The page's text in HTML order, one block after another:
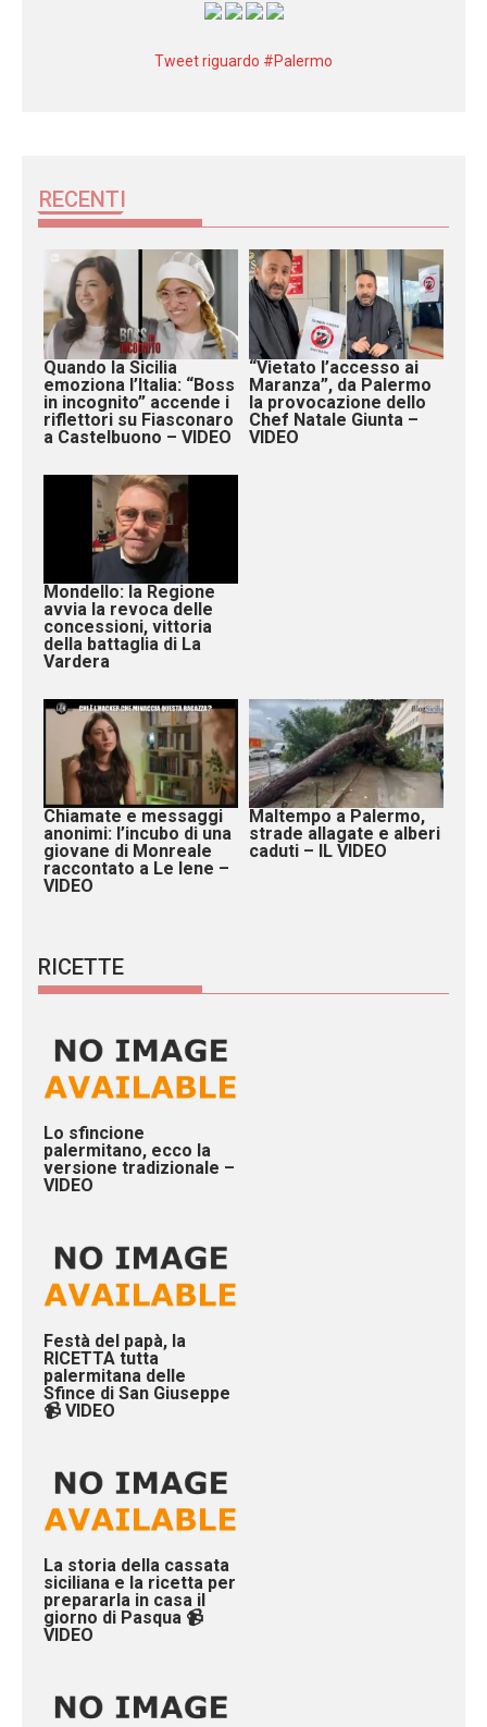
Tweet riguardo #Palermo
RECENTI
Quando la Sicilia
emoziona l’Italia: “Boss
in incognito” accende i
riflettori su Fiasconaro
a Castelbuono – VIDEO
“Vietato l’accesso ai
Maranza”, da Palermo
la provocazione dello
Chef Natale Giunta –
VIDEO
Mondello: la Regione
avvia la revoca delle
concessioni, vittoria
della battaglia di La
Vardera
Chiamate e messaggi
anonimi: l’incubo di una
giovane di Monreale
raccontato a Le Iene –
VIDEO
Maltempo a Palermo,
strade allagate e alberi
caduti – IL VIDEO
RICETTE
Lo sfincione
palermitano, ecco la
versione tradizionale –
VIDEO
Festà del papà, la
RICETTA tutta
palermitana delle
Sfince di San Giuseppe
📹 VIDEO
La storia della cassata
siciliana e la ricetta per
prepararla in casa il
giorno di Pasqua 📹
VIDEO